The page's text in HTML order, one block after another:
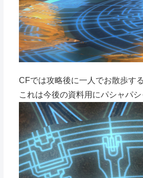
CFでは攻略後に一人でお散歩す
これは今後の資料用にパシャパシ